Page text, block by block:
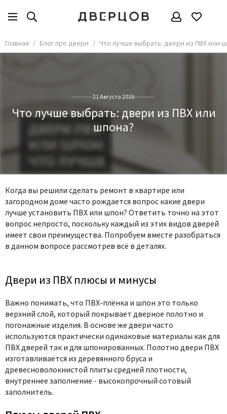
Главная Блог про двери Что лучше выбрать: двери из ПВХ или
21 Августа 2016
Что лучше выбрать: двери из ПВХ или
шпона?
Когда вы решили сделать ремонт в квартире или
загородном доме часто рождается вопрос какие двери
лучше установить ПВХ или шпон? Ответить точно на этот
вопрос непросто, поскольку каждый из этих видов дверей
имеет свои преимущества. Попробуем вместе разобраться
в данном вопросе рассмотрев всё в деталях.
Двери из ПВХ плюсы и минусы
Важно понимать, что ПВХ-плёнка и шпон это только
верхний слой, который покрывает дверное полотно и
погонажные изделия. В основе же двери часто
используются практически одинаковые материалы как для
ПВХ дверей так и для шпонированных. Полотно двери ПВХ
изготавливается из деревянного бруса и
древесноволокнистой плиты средней плотности,
внутреннее заполнение - высокопрочный сотовый
заполнитель.